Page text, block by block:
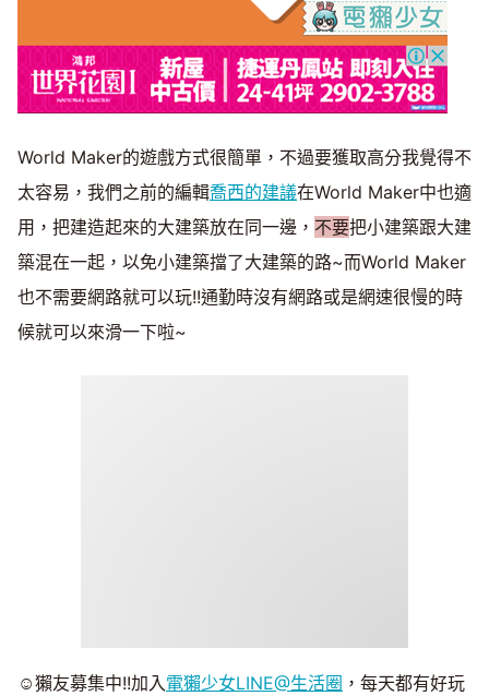
World Maker的遊戲方式很簡單，不過要獲取高分我覺得不
太容易，我們之前的編輯喬西的建議在World Maker中也適
用，把建造起來的大建築放在同一邊， 不要把小建築跟大建
築混在一起，以免小建築擋了大建築的路~而World Maker
也不需要網路就可以玩!!通勤時沒有網路或是網速很慢的時
候就可以來滑一下啦~
☺獺友募集中!!加入 電獺少女LINE@生活圈 ，每天都有好玩